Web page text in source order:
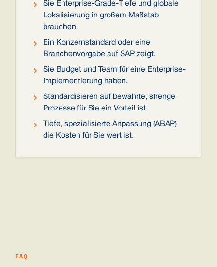
Sie Enterprise-Grade-Tiefe und globale
Lokalisierung in großem Maßstab
brauchen.
Ein Konzernstandard oder eine
Branchenvorgabe auf SAP zeigt.
Sie Budget und Team für eine Enterprise-
Implementierung haben.
Standardisieren auf bewährte, strenge
Prozesse für Sie ein Vorteil ist.
Tiefe, spezialisierte Anpassung (ABAP)
die Kosten für Sie wert ist.
FAQ